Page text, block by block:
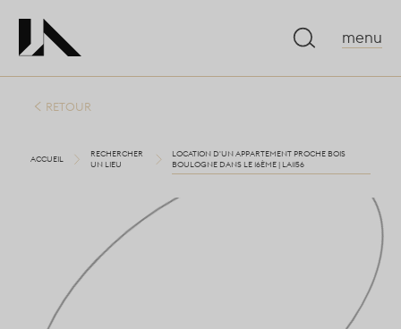
menu
RETOUR
ACCUEIL
RECHERCHER
UN LIEU
LOCATION D'UN APPARTEMENT PROCHE BOIS
BOULOGNE DANS LE 16ÈME | LA1156